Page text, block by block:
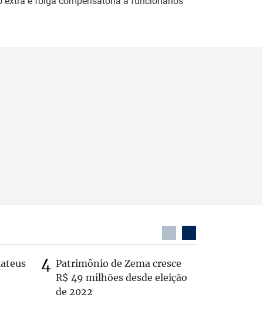
Patrimônio de Zema cresce
R$ 49 milhões desde eleição
de 2022